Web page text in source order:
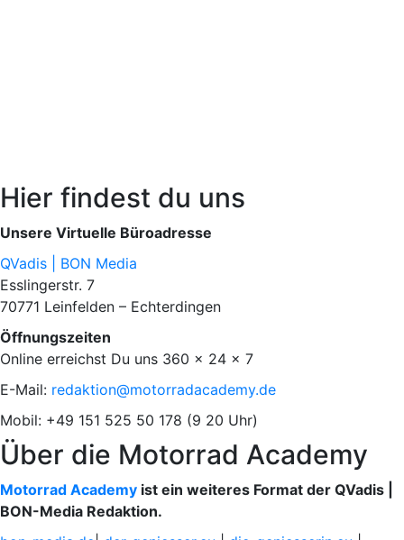
Hier findest du uns
Unsere Virtuelle Büroadresse
QVadis | BON Media
Esslingerstr. 7
70771 Leinfelden – Echterdingen
Öffnungszeiten
Online erreichst Du uns 360 x 24 x 7
E-Mail: redaktion@motorradacademy.de
Mobil: +49 151 525 50 178 (9 20 Uhr)
Über die Motorrad Academy
Motorrad Academy ist ein weiteres Format der QVadis |
BON-Media Redaktion.